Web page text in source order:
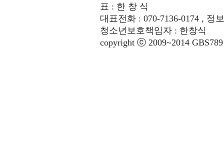
표 : 한 창 식
대표전화 : 070-7136-0174 , 정
청소년보호책임자 : 한창식
copyright ⓒ 2009~2014